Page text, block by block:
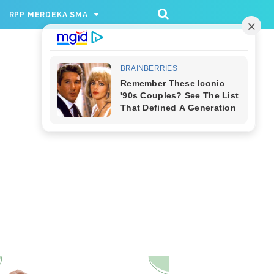
[336, 280], 'div-gpt-ad-1733174991559-
RPP MERDEKA SMA